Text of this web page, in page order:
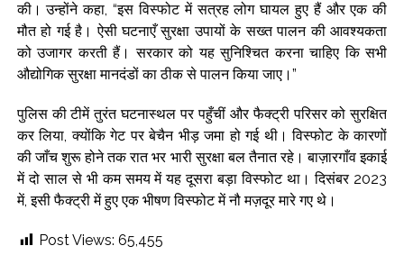
की। उन्होंने कहा, “इस विस्फोट में सत्रह लोग घायल हुए हैं और एक की
मौत हो गई है। ऐसी घटनाएँ सुरक्षा उपायों के सख्त पालन की आवश्यकता
को उजागर करती हैं। सरकार को यह सुनिश्चित करना चाहिए कि सभी
औद्योगिक सुरक्षा मानदंडों का ठीक से पालन किया जाए।”
पुलिस की टीमें तुरंत घटनास्थल पर पहुँचीं और फैक्ट्री परिसर को सुरक्षित
कर लिया, क्योंकि गेट पर बेचैन भीड़ जमा हो गई थी। विस्फोट के कारणों
की जाँच शुरू होने तक रात भर भारी सुरक्षा बल तैनात रहे। बाज़ारगाँव इकाई
में दो साल से भी कम समय में यह दूसरा बड़ा विस्फोट था। दिसंबर 2023
में, इसी फैक्ट्री में हुए एक भीषण विस्फोट में नौ मज़दूर मारे गए थे।
Post Views: 65,455